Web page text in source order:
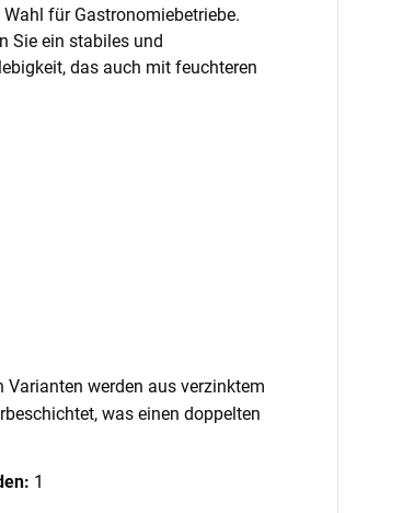
für Gastronomiebetriebe.
Sie ein stabiles und
das auch mit feuchteren
Varianten werden aus verzinktem
was einen doppelten
1